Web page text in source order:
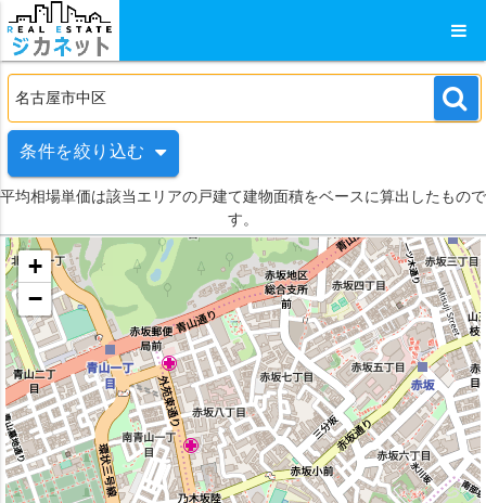
条件を絞り込む
平均相場単価は該当エリアの戸建て建物面積をベースに算出したもので
す。
+
−